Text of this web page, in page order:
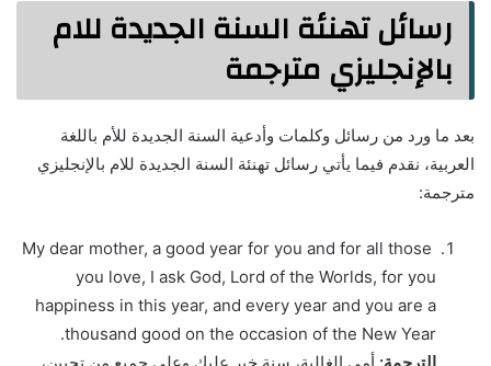
رسائل تهنئة السنة الجديدة للام
بالإنجليزي مترجمة
بعد ما ورد من رسائل وكلمات وأدعية السنة الجديدة للأم باللغة
العربية، نقدم فيما يأتي رسائل تهنئة السنة الجديدة للام بالإنجليزي
مترجمة:
My dear mother, a good year for you and for all those
you love, I ask God, Lord of the Worlds, for you
happiness in this year, and every year and you are a
thousand good on the occasion of the New Year.
الترجمة: أمي الغالية، سنة خير عليك وعلى جميع من تحبين،